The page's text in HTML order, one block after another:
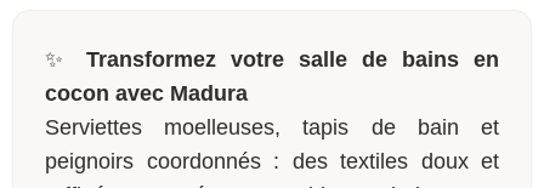
✨ Transformez votre salle de bains en
cocon avec Madura
Serviettes moelleuses, tapis de bain et
peignoirs coordonnés : des textiles doux et